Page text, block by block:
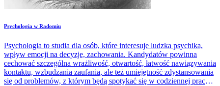
Psychologia w Radomiu
Psychologia to studia dla osób, które interesuje ludzka psychika,
wpływ emocji na decyzje, zachowania. Kandydatów powinna
cechować szczególna wrażliwość, otwartość, łatwość nawiązywania
kontaktu, wzbudzania zaufania, ale też umiejętność zdystansowania
się od problemów, z którym będą spotykać się w codziennej pracy